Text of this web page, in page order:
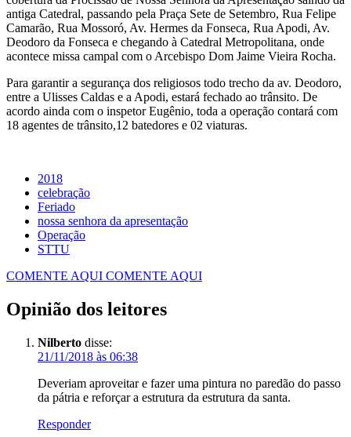
antiga Catedral, passando pela Praça Sete de Setembro, Rua Felipe
Camarão, Rua Mossoró, Av. Hermes da Fonseca, Rua Apodi, Av.
Deodoro da Fonseca e chegando à Catedral Metropolitana, onde
acontece missa campal com o Arcebispo Dom Jaime Vieira Rocha.
Para garantir a segurança dos religiosos todo trecho da av. Deodoro,
entre a Ulisses Caldas e a Apodi, estará fechado ao trânsito. De
acordo ainda com o inspetor Eugênio, toda a operação contará com
18 agentes de trânsito,12 batedores e 02 viaturas.
2018
celebração
Feriado
nossa senhora da apresentação
Operação
STTU
COMENTE AQUI COMENTE AQUI
Opinião dos leitores
Nilberto disse:
21/11/2018 às 06:38
Deveriam aproveitar e fazer uma pintura no paredão do passo
da pátria e reforçar a estrutura da estrutura da santa.
Responder